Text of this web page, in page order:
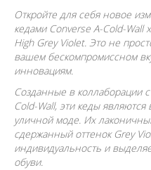
Откройте для себя новое
кедами Converse A-Cold-Wall
High Grey Violet. Это не
вашем бескомпромиссном
инновациям.
Созданные в коллаборации
Cold-Wall, эти кеды
уличной моде. Их
сдержанный оттенок Grey
индивидуальность и
обуви.